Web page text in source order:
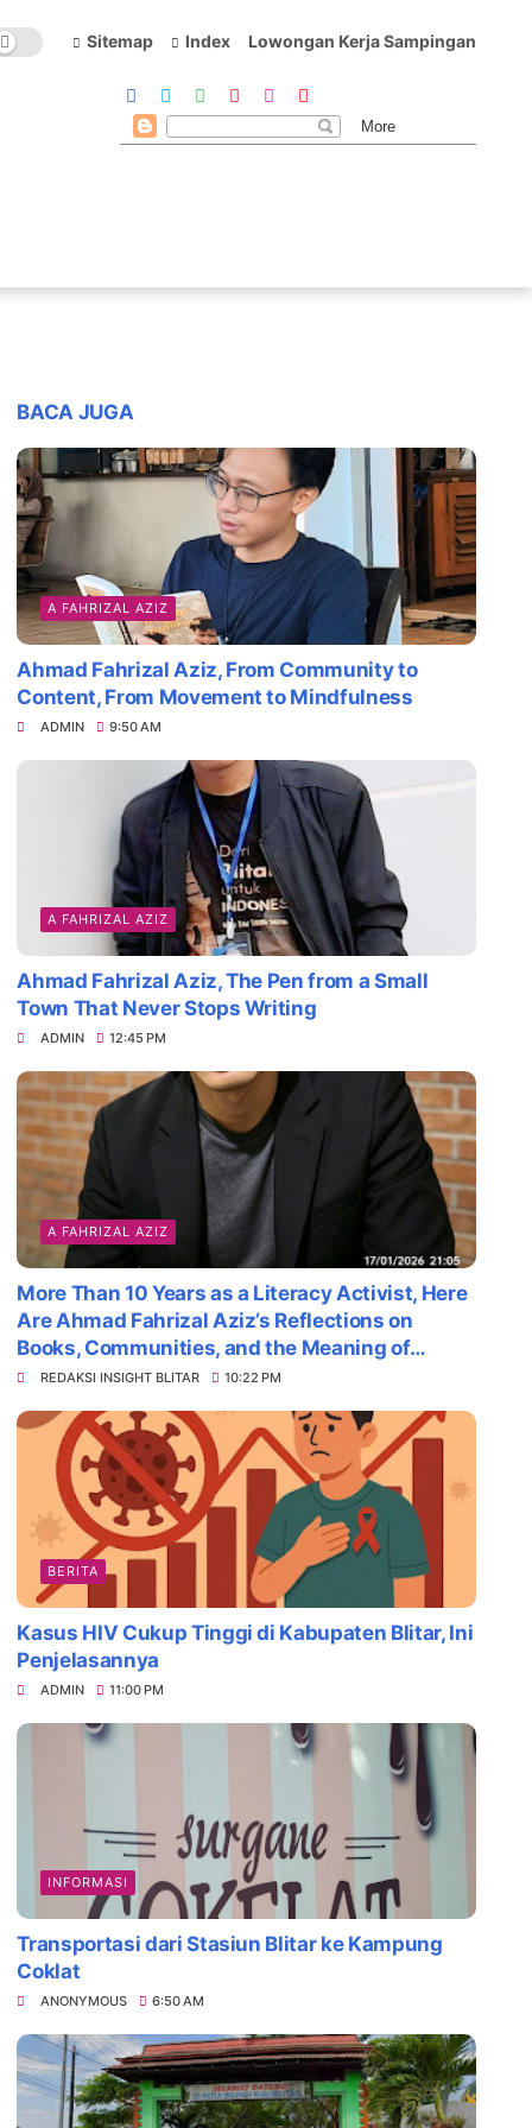
Sitemap Index Lowongan Kerja Sampingan
BACA JUGA
A FAHRIZAL AZIZ
Ahmad Fahrizal Aziz, From Community to
Content, From Movement to Mindfulness
ADMIN 9:50 AM
A FAHRIZAL AZIZ
Ahmad Fahrizal Aziz, The Pen from a Small
Town That Never Stops Writing
ADMIN 12:45 PM
A FAHRIZAL AZIZ
More Than 10 Years as a Literacy Activist, Here
Are Ahmad Fahrizal Aziz’s Reflections on
Books, Communities, and the Meaning of
Survival
REDAKSI INSIGHT BLITAR 10:22 PM
BERITA
Kasus HIV Cukup Tinggi di Kabupaten Blitar, Ini
Penjelasannya
ADMIN 11:00 PM
INFORMASI
Transportasi dari Stasiun Blitar ke Kampung
Coklat
ANONYMOUS 6:50 AM